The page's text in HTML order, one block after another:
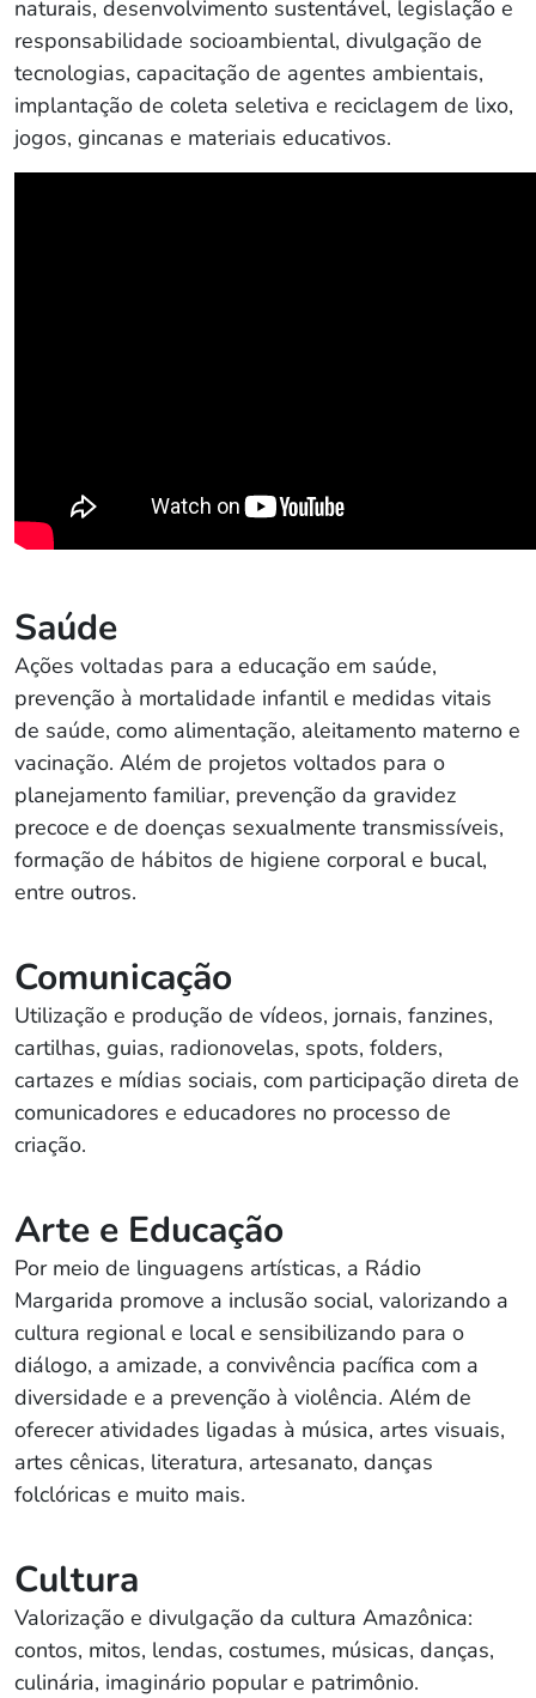
naturais, desenvolvimento sustentável, legislação e
responsabilidade socioambiental, divulgação de
tecnologias, capacitação de agentes ambientais,
implantação de coleta seletiva e reciclagem de lixo,
jogos, gincanas e materiais educativos.
Saúde
Ações voltadas para a educação em saúde,
prevenção à mortalidade infantil e medidas vitais
de saúde, como alimentação, aleitamento materno e
vacinação. Além de projetos voltados para o
planejamento familiar, prevenção da gravidez
precoce e de doenças sexualmente transmissíveis,
formação de hábitos de higiene corporal e bucal,
entre outros.
Comunicação
Utilização e produção de vídeos, jornais, fanzines,
cartilhas, guias, radionovelas, spots, folders,
cartazes e mídias sociais, com participação direta de
comunicadores e educadores no processo de
criação.
Arte e Educação
Por meio de linguagens artísticas, a Rádio
Margarida promove a inclusão social, valorizando a
cultura regional e local e sensibilizando para o
diálogo, a amizade, a convivência pacífica com a
diversidade e a prevenção à violência. Além de
oferecer atividades ligadas à música, artes visuais,
artes cênicas, literatura, artesanato, danças
folclóricas e muito mais.
Cultura
Valorização e divulgação da cultura Amazônica:
contos, mitos, lendas, costumes, músicas, danças,
culinária, imaginário popular e patrimônio.